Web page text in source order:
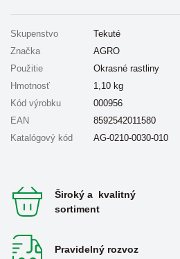
Skupenstvo
Tekuté
Značka
AGRO
Použitie
Okrasné rastliny
Hmotnosť
1,10 kg
Kód výrobku
000956
EAN
8592542011580
Katalógový kód
AG-0210-0030-010
Široký a kvalitný
sortiment
Pravidelný rozvoz